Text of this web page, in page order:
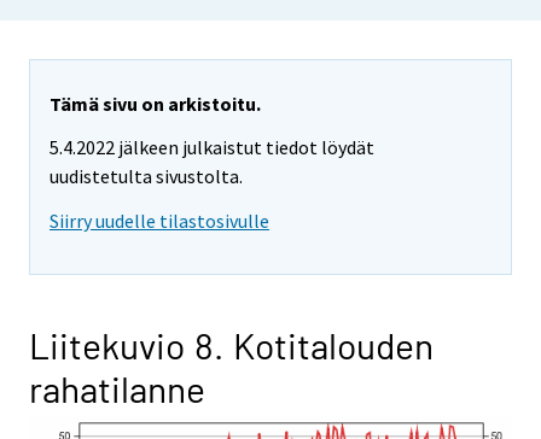
Tämä sivu on arkistoitu.
5.4.2022 jälkeen julkaistut tiedot löydät
uudistetulta sivustolta.
Siirry uudelle tilastosivulle
Liitekuvio 8. Kotitalouden
rahatilanne